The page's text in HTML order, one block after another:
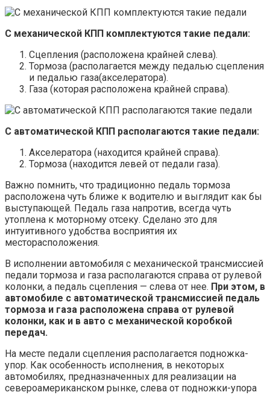
С механической КПП комплектуются такие педали:
Сцепления (расположена крайней слева).
Тормоза (располагается между педалью сцепления
и педалью газа(акселератора).
Газа (которая расположена крайней справа).
С автоматической КПП располагаются такие педали:
Акселератора (находится крайней справа).
Тормоза (находится левей от педали газа).
Важно помнить, что традиционно педаль тормоза
расположена чуть ближе к водителю и выглядит как бы
выступающей. Педаль газа напротив, всегда чуть
утоплена к моторному отсеку. Сделано это для
интуитивного удобства восприятия их
месторасположения.
В исполнении автомобиля с механической трансмиссией
педали тормоза и газа располагаются справа от рулевой
колонки, а педаль сцепления — слева от нее. При этом, в
автомобиле с автоматической трансмиссией педаль
тормоза и газа расположена справа от рулевой
колонки, как и в авто с механической коробкой
передач.
На месте педали сцепления располагается подножка-
упор. Как особенность исполнения, в некоторых
автомобилях, предназначенных для реализации на
североамериканском рынке, слева от подножки-упора